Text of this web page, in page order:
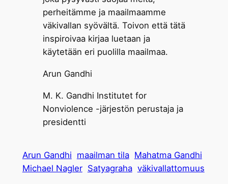
perheitämme ja maailmaamme
väkivallan syövältä. Toivon että tätä
inspiroivaa kirjaa luetaan ja
käytetään eri puolilla maailmaa.
Arun Gandhi
M. K. Gandhi Institutet for
Nonviolence -järjestön perustaja ja
presidentti
Arun Gandhi maailman tila Mahatma Gandhi
Michael Nagler Satyagraha väkivallattomuus